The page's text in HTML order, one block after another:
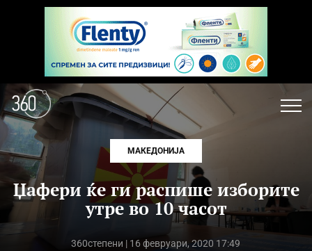
МАКЕДОНИЈА
Џафери ќе ги распише изборите
утре во 10 часот
360степени | 16 февруари, 2020 17:49